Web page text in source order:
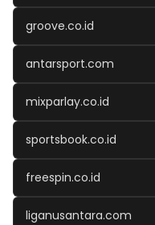
groove.co.id
antarsport.com
mixparlay.co.id
sportsbook.co.id
freespin.co.id
liganusantara.com